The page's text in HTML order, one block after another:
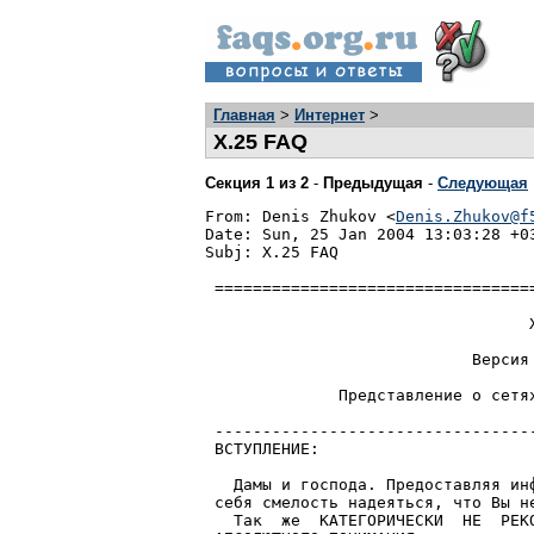
Главная > Интернет >
X.25 FAQ
Секция 1 из 2 - Предыдущая - Следующая
From: Denis Zhukov <